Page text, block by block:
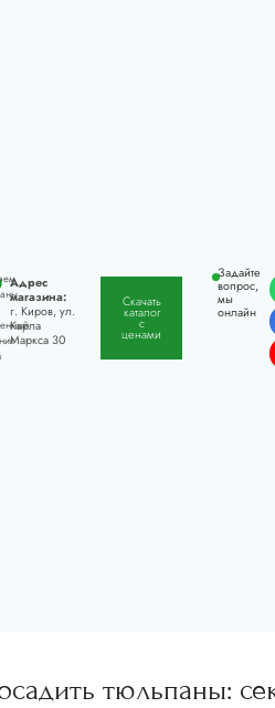
Адрес
магазина:
г. Киров, ул.
Карла
Маркса 30
Скачать
каталог
с
ценами
Задайте
вопрос,
мы
онлайн
тюльпаны: